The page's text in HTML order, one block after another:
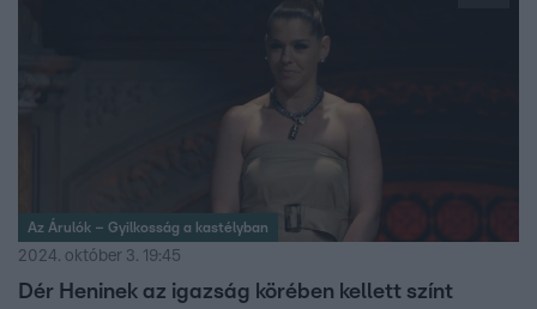
Az Árulók – Gyilkosság a kastélyban
2024. október 3. 19:45
Dér Heninek az igazság körében kellett színt